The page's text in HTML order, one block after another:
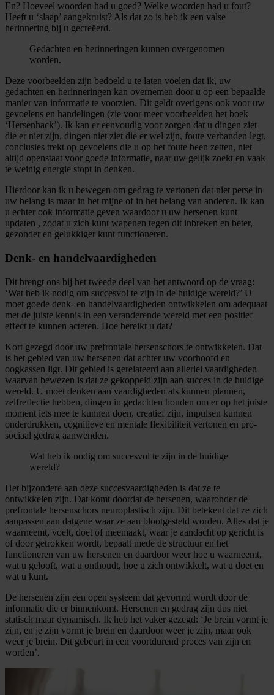
En? Hoeveel woorden had u goed? Welke woorden had u fout?
Heeft u ‘slaap’ aangekruist? Als dat zo is heb ik een valse
herinnering bij u gecreëerd.
Gedachten en herinneringen kunnen overgenomen
worden.
Deze voorbeelden zijn bedoeld u te laten voelen dat ik, uw
gedachten en herinneringen kan overnemen door u op een bepaalde
manier van informatie te voorzien. Dit geldt overigens ook voor uw
gevoelens en handelingen (zie voor meer voorbeelden het boek
‘Hersenhack’). Ik kan er eenvoudig voor zorgen dat u dingen ziet
die er niet zijn, dingen niet ziet die er wel zijn, foute verbanden legt,
conclusies trekt op gevoelens die u op het foute been zetten, niet
altijd openstaat voor goede informatie, naar uw gelijk zoekt en vaak
te weinig energie stopt in denken.
Hierdoor kan ik u bewegen om gedrag te vertonen dat niet perse in
uw belang is maar in het mijne of in het belang van anderen. Ik kan
u echter ook informatie geven waardoor u uw hersenen kunt
updaten , zodat u zich kunt wapenen tegen dit inbreken en beter,
gezonder en gelukkiger kunt functioneren.
Denk- en handelvaardigheden
Dit brengt ons bij het tweede deel van het antwoord op de vraag:
‘Wat heb ik nodig om succesvol te zijn in de huidige wereld?’ U
moet goede denk- en handelvaardigheden ontwikkelen om adequaat
met de juiste kennis in een veranderende wereld met een positief
effect te kunnen acteren. Hoe bereikt u dat?
Kort gezegd door uw prefrontale hersenschors te ontwikkelen. Dat
is het gebied van uw hersenen dat achter uw voorhoofd en
oogkassen ligt. Dit gebied is gerelateerd aan allerlei vaardigheden
waarvan bewezen is dat ze gekoppeld zijn aan succes in de huidige
wereld. U moet denken aan vaardigheden als kunnen plannen,
zelfreflectie hebben, dingen in gedachten houden om er op het juiste
moment iets mee te kunnen doen, creatief zijn, impulsen kunnen
onderdrukken, cognitieve en mentale flexibiliteit vertonen en pro-
sociaal gedrag aanwenden.
Wat heb ik nodig om succesvol te zijn in de huidige
wereld?
Het bijzondere aan deze succesvaardigheden is dat ze te
ontwikkelen zijn. Dat komt doordat de hersenen, waaronder de
prefrontale hersenschors neuroplastisch zijn. Dit betekent dat ze zich
aanpassen aan datgene waar ze aan blootgesteld worden. Alles dat je
waarneemt, voelt, doet of meemaakt, waar je aandacht op gericht is
of door getrokken wordt, bepaalt mede de structuur en het
functioneren van uw hersenen en daardoor weer hoe u waarneemt,
wat u gelooft, wat u onthoudt, hoe u zich ontwikkelt, wat u doet en
wat u kunt.
De hersenen zijn een open systeem dat gevormd wordt door de
informatie die er binnenkomt. Hersenen en gedrag zijn dus niet
statisch maar dynamisch. Ik heb het vaker gezegd: ‘Je brein vormt je
zijn, en je zijn vormt je brein en daardoor weer je zijn, maar ook
weer je brein. Dit gebeurt in een voortdurend proces van zijn en
worden’.